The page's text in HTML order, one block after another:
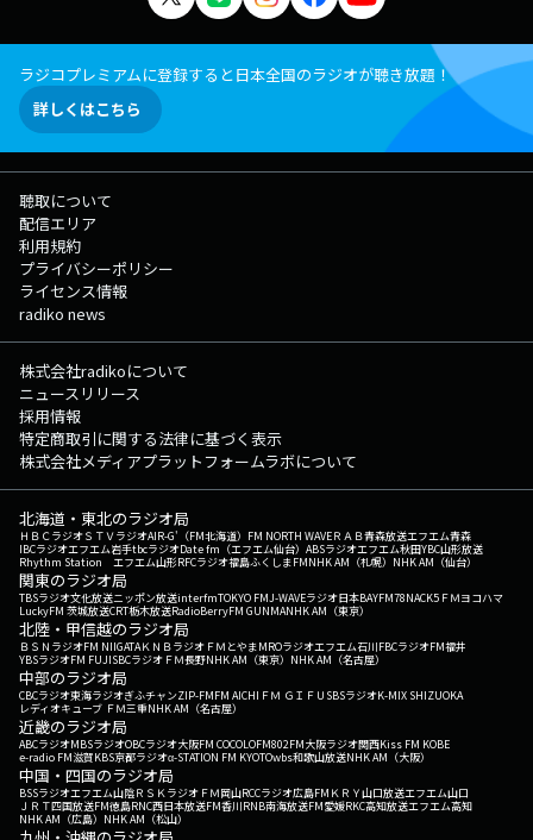
ラジコプレミアムに登録すると日本全国のラジオが聴き放題！
詳しくはこちら
聴取について
配信エリア
利用規約
プライバシーポリシー
ライセンス情報
radiko news
株式会社radikoについて
ニュースリリース
採用情報
特定商取引に関する法律に基づく表示
株式会社メディアプラットフォームラボについて
北海道・東北のラジオ局
ＨＢＣラジオＳＴＶラジオAIR-G'（FM北海道） FM NORTH WAVEＲＡＢ青森放送エフエム青森
IBCラジオエフエム岩手tbcラジオDate fm（エフエム仙台） ABSラジオエフエム秋田YBC山形放送
Rhythm Station エフエム山形RFCラジオ福島ふくしまFMNHK AM（札幌） NHK AM（仙台）
関東のラジオ局
TBSラジオ文化放送ニッポン放送interfmTOKYO FMJ-WAVEラジオ日本BAYFM78NACK5 ＦＭヨコハマ
LuckyFM 茨城放送CRT栃木放送RadioBerryFM GUNMANHK AM（東京）
北陸・甲信越のラジオ局
ＢＳＮラジオFM NIIGATAＫＮＢラジオ ＦＭとやまMROラジオエフエム石川FBCラジオFM福井
YBSラジオFM FUJISBCラジオ ＦＭ長野NHK AM（東京） NHK AM（名古屋）
中部のラジオ局
CBCラジオ東海ラジオぎふチャンZIP-FMFM AICHI ＦＭ ＧＩＦＵ SBSラジオK-MIX SHIZUOKA
レディオキューブ ＦＭ三重NHK AM（名古屋）
近畿のラジオ局
ABCラジオMBSラジオOBCラジオ大阪FM COCOLOFM802FM大阪ラジオ関西Kiss FM KOBE
e-radio FM滋賀KBS京都ラジオα-STATION FM KYOTOwbs和歌山放送NHK AM（大阪）
中国・四国のラジオ局
BSSラジオエフエム山陰ＲＳＫラジオ ＦＭ岡山RCCラジオ広島FM ＫＲＹ山口放送エフエム山口
ＪＲＴ四国放送FM徳島RNC西日本放送FM香川RNB南海放送FM愛媛RKC高知放送エフエム高知
NHK AM（広島） NHK AM（松山）